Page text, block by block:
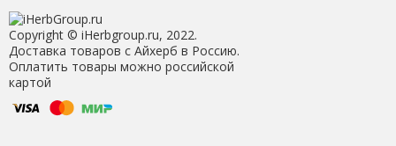
Copyright © iHerbgroup.ru, 2022.
Доставка товаров с Айхерб в Россию.
Оплатить товары можно российской
картой